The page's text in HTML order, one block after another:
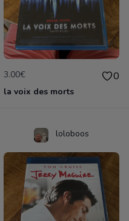
3.00€ 0
la voix des morts
loloboos